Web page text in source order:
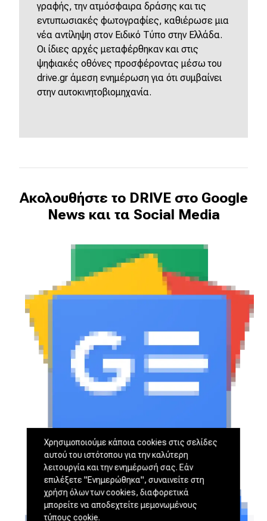
γραφής, την ατμόσφαιρα δράσης και τις
εντυπωσιακές φωτογραφίες, καθιέρωσε μια
νέα αντίληψη στον Ειδικό Τύπο στην Ελλάδα.
Οι ίδιες αρχές μεταφέρθηκαν και στις
ψηφιακές οθόνες προσφέροντας μέσω του
drive.gr άμεση ενημέρωση για ότι συμβαίνει
στην αυτοκινητοβιομηχανία.
Ακολουθήστε το DRIVE στο Google
News και τα Social Media
Χρησιμοποιούμε κάποια cookies στις σελίδες
αυτού του ιστότοπου για την καλύτερη
λειτουργία και την ενημέρωσή σας. Εάν
επιλέξετε "Ενημερώθηκα", συναινείτε στη
χρήση όλων των cookies, διαφορετικά
μπορείτε να αποδεχτείτε μεμονωμένους
τύπους cookie.